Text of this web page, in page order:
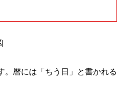
。暦には「ちう日」と書かれる